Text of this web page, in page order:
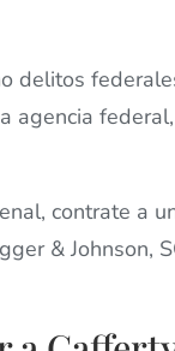
delitos
contrate a
& Johnson,